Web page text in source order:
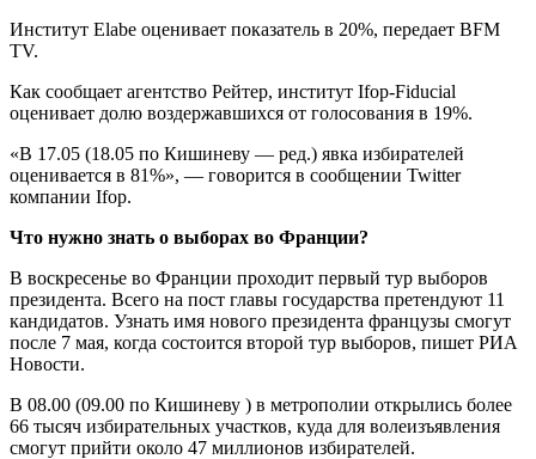
Институт Elabe оценивает показатель в 20%, передает BFM
TV.
Как сообщает агентство Рейтер, институт Ifop-Fiducial
оценивает долю воздержавшихся от голосования в 19%.
«В 17.05 (18.05 по Кишиневу — ред.) явка избирателей
оценивается в 81%», — говорится в сообщении Twitter
компании Ifop.
Что нужно знать о выборах во Франции?
В воскресенье во Франции проходит первый тур выборов
президента. Всего на пост главы государства претендуют 11
кандидатов. Узнать имя нового президента французы смогут
после 7 мая, когда состоится второй тур выборов, пишет РИА
Новости.
В 08.00 (09.00 по Кишиневу ) в метрополии открылись более
66 тысяч избирательных участков, куда для волеизъявления
смогут прийти около 47 миллионов избирателей.